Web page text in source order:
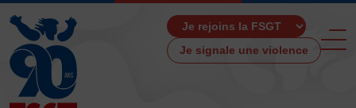
Je signale une violence